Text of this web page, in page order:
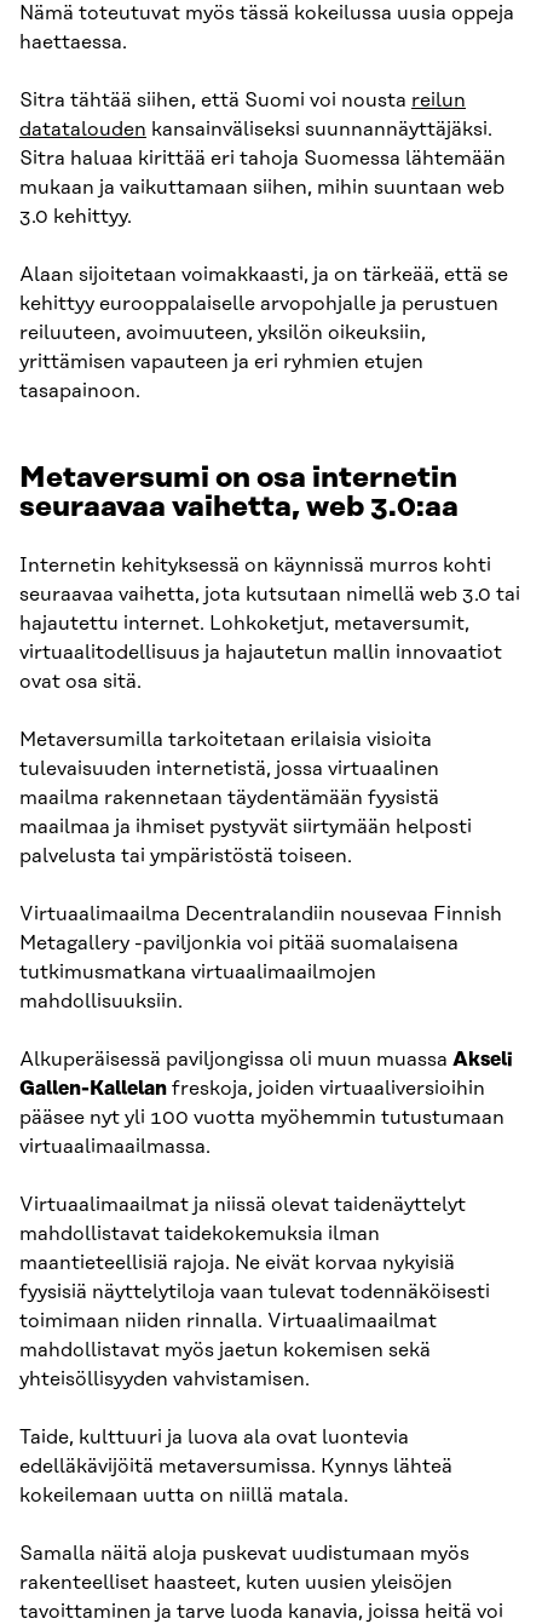
Nämä toteutuvat myös tässä kokeilussa uusia oppeja
haettaessa.
Sitra tähtää siihen, että Suomi voi nousta reilun
datatalouden kansainväliseksi suunnannäyttäjäksi.
Sitra haluaa kirittää eri tahoja Suomessa lähtemään
mukaan ja vaikuttamaan siihen, mihin suuntaan web
3.0 kehittyy.
Alaan sijoitetaan voimakkaasti, ja on tärkeää, että se
kehittyy eurooppalaiselle arvopohjalle ja perustuen
reiluuteen, avoimuuteen, yksilön oikeuksiin,
yrittämisen vapauteen ja eri ryhmien etujen
tasapainoon.
Metaversumi on osa internetin
seuraavaa vaihetta, web 3.0:aa
Internetin kehityksessä on käynnissä murros kohti
seuraavaa vaihetta, jota kutsutaan nimellä web 3.0 tai
hajautettu internet. Lohkoketjut, metaversumit,
virtuaalitodellisuus ja hajautetun mallin innovaatiot
ovat osa sitä.
Metaversumilla tarkoitetaan erilaisia visioita
tulevaisuuden internetistä, jossa virtuaalinen
maailma rakennetaan täydentämään fyysistä
maailmaa ja ihmiset pystyvät siirtymään helposti
palvelusta tai ympäristöstä toiseen.
Virtuaalimaailma Decentralandiin nousevaa Finnish
Metagallery -paviljonkia voi pitää suomalaisena
tutkimusmatkana virtuaalimaailmojen
mahdollisuuksiin.
Alkuperäisessä paviljongissa oli muun muassa Akseli
Gallen-Kallelan freskoja, joiden virtuaaliversioihin
pääsee nyt yli 100 vuotta myöhemmin tutustumaan
virtuaalimaailmassa.
Virtuaalimaailmat ja niissä olevat taidenäyttelyt
mahdollistavat taidekokemuksia ilman
maantieteellisiä rajoja. Ne eivät korvaa nykyisiä
fyysisiä näyttelytiloja vaan tulevat todennäköisesti
toimimaan niiden rinnalla. Virtuaalimaailmat
mahdollistavat myös jaetun kokemisen sekä
yhteisöllisyyden vahvistamisen.
Taide, kulttuuri ja luova ala ovat luontevia
edelläkävijöitä metaversumissa. Kynnys lähteä
kokeilemaan uutta on niillä matala.
Samalla näitä aloja puskevat uudistumaan myös
rakenteelliset haasteet, kuten uusien yleisöjen
tavoittaminen ja tarve luoda kanavia, joissa heitä voi